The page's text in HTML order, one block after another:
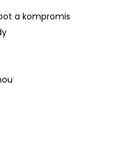
a kompromis